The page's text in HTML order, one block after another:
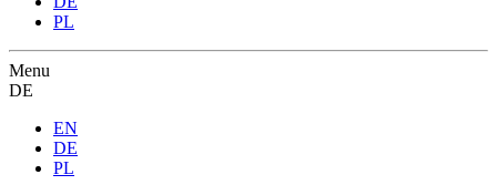
PL
Menu
DE
EN
DE
PL